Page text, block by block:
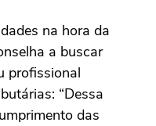
na hora da
a buscar
profissional
“Dessa
das